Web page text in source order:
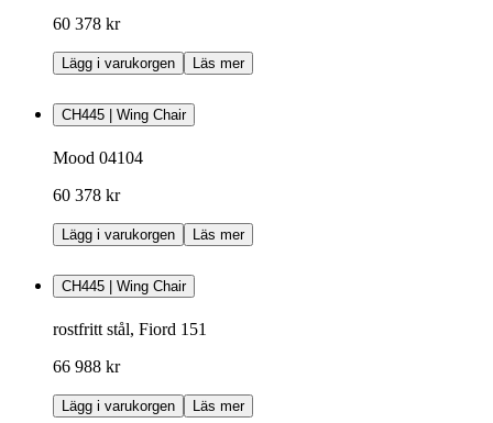
60 378 kr
Lägg i varukorgen Läs mer
CH445 | Wing Chair
Mood 04104
60 378 kr
Lägg i varukorgen Läs mer
CH445 | Wing Chair
rostfritt stål, Fiord 151
66 988 kr
Lägg i varukorgen Läs mer